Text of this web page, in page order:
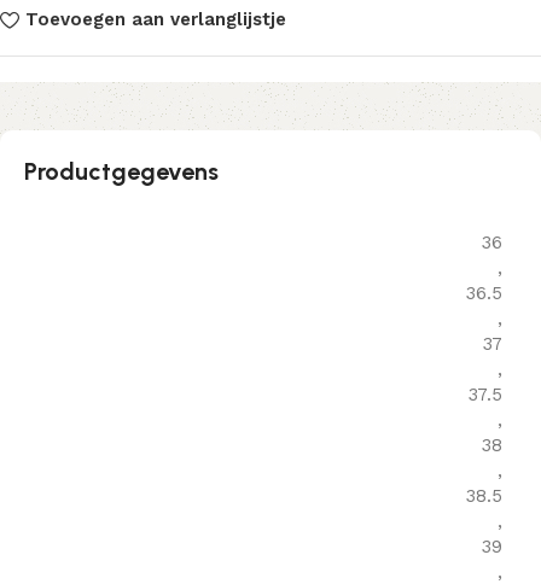
Toevoegen aan verlanglijstje
Productgegevens
36
,
36.5
,
37
,
37.5
,
38
,
38.5
,
39
,